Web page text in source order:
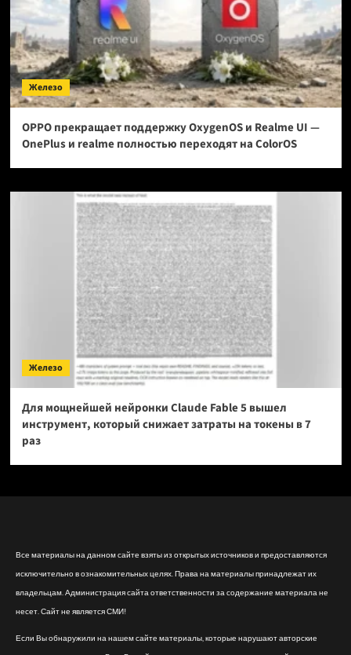
Железо
OPPO прекращает поддержку OxygenOS и Realme UI —
OnePlus и realme полностью переходят на ColorOS
Железо
Для мощнейшей нейронки Claude Fable 5 вышел
инструмент, который снижает затраты на токены в 7
раз
Все материалы на данном сайте взяты из открытых источников и предоставляются
исключительно в ознакомительных целях. Права на материалы принадлежат их
владельцам. Администрация сайта ответственности за содержание материала не
несет. Сайт не является СМИ!
Если Вы обнаружили на нашем сайте материалы, которые нарушают авторские